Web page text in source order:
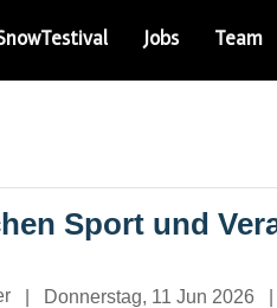
Jobs Team
Sport und
Donnerstag, 11 Jun 2026